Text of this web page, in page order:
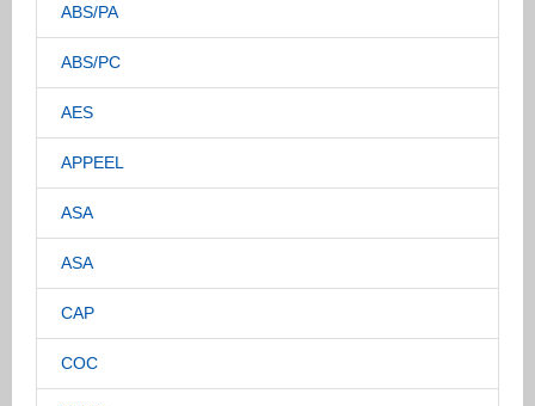
ABS/PA
ABS/PC
AES
APPEEL
ASA
ASA
CAP
COC